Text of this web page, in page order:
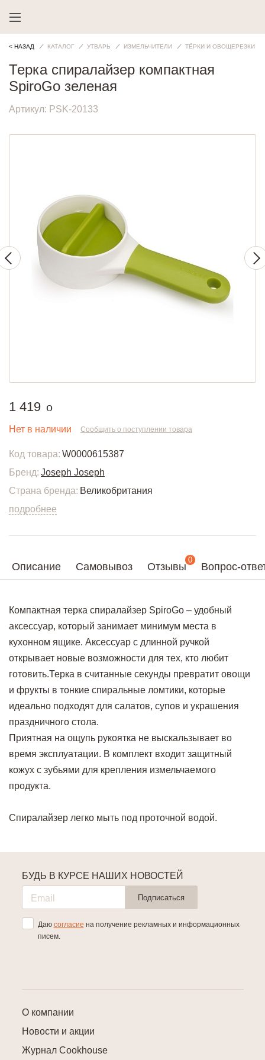
< НАЗАД КАТАЛОГ УТВАРЬ ИЗМЕЛЬЧИТЕЛИ ТЁРКИ И ОВОЩЕРЕЗКИ
Описание Самовывоз Отзывы
0
Вопрос-
Компактная терка спиралайзер SpiroGo – удобный
аксессуар, который занимает минимум места в
кухонном ящике. Аксессуар с длинной ручкой
открывает новые возможности для тех, кто любит
готовить.Терка в считанные секунды превратит овощи
и фрукты в тонкие спиральные ломтики, которые
идеально подходят для салатов, супов и украшения
праздничного стола.
Приятная на ощупь рукоятка не выскальзывает во
время эксплуатации. В комплект входит защитный
кожух с зубьями для крепления измельчаемого
продукта.
Спиралайзер легко мыть под проточной водой.
Терка спиралайзер компактная
SpiroGo зеленая
Артикул: PSK-20133
1 419 руб.
o
Нет в наличии Сообщить о поступлении товара
Код товара: W0000615387
Бренд: Joseph Joseph
Страна бренда: Великобритания
подробнее
О компании
Новости и акции
Журнал Cookhouse
БУДЬ В КУРСЕ НАШИХ НОВОСТЕЙ
Подписаться
Даю согласие на получение рекламных и информационных
писем.